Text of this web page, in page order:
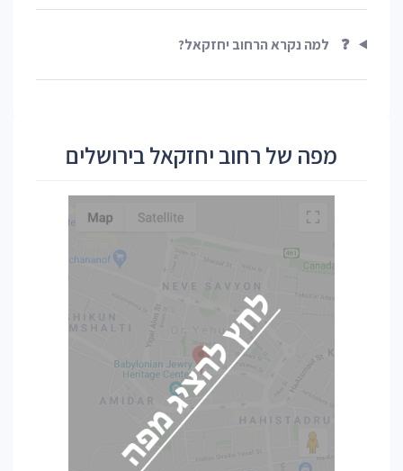
❓ למה נקרא הרחוב יחזקאל?
מפה של רחוב יחזקאל בירושלים